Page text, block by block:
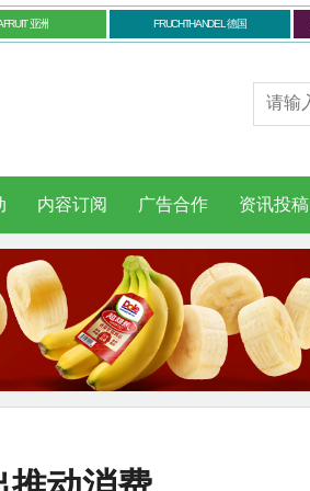
亚洲 FRUCHTHANDEL 德国
内容订阅 广告合作 资讯投稿